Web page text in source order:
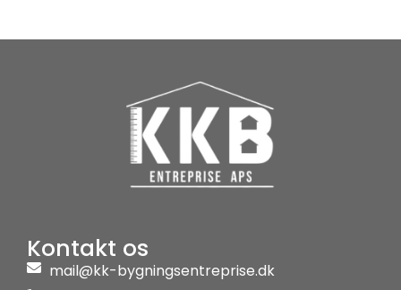
Kontakt os
mail@kk-bygningsentreprise.dk